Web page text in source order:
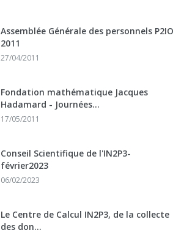
Assemblée Générale des personnels P2IO
2011
27/04/2011
Fondation mathématique Jacques
Hadamard - Journées...
17/05/2011
Conseil Scientifique de l'IN2P3-
février2023
06/02/2023
Le Centre de Calcul IN2P3, de la collecte
des don...